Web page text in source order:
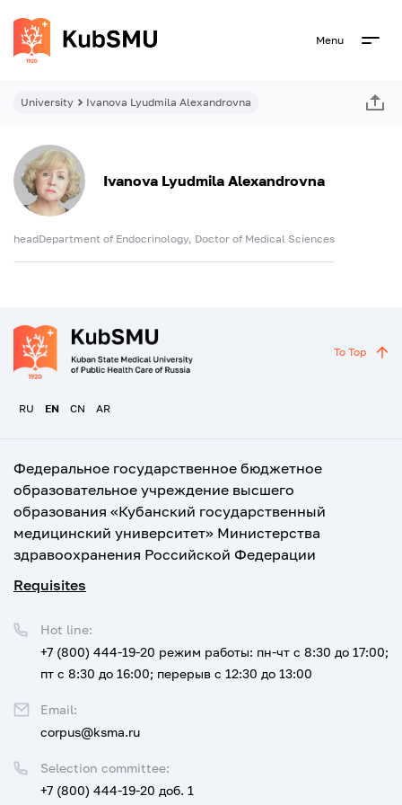
Menu
University Ivanova Lyudmila Alexandrovna
Ivanova Lyudmila Alexandrovna
headDepartment of Endocrinology, Doctor of Medical Sciences
RU EN CN AR
To Top
Федеральное государственное бюджетное
образовательное учреждение высшего
образования «Кубанский государственный
медицинский университет» Министерства
здравоохранения Российской Федерации
Requisites
Selection committee:
+7 (800) 444-19-20 доб. 1
Hot line:
+7 (800) 444-19-20 режим работы: пн-чт с 8:30 до 17:00;
пт с 8:30 до 16:00; перерыв с 12:30 до 13:00
Email:
corpus@ksma.ru